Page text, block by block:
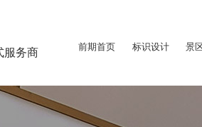
服务商 前期首页 标识设计 景